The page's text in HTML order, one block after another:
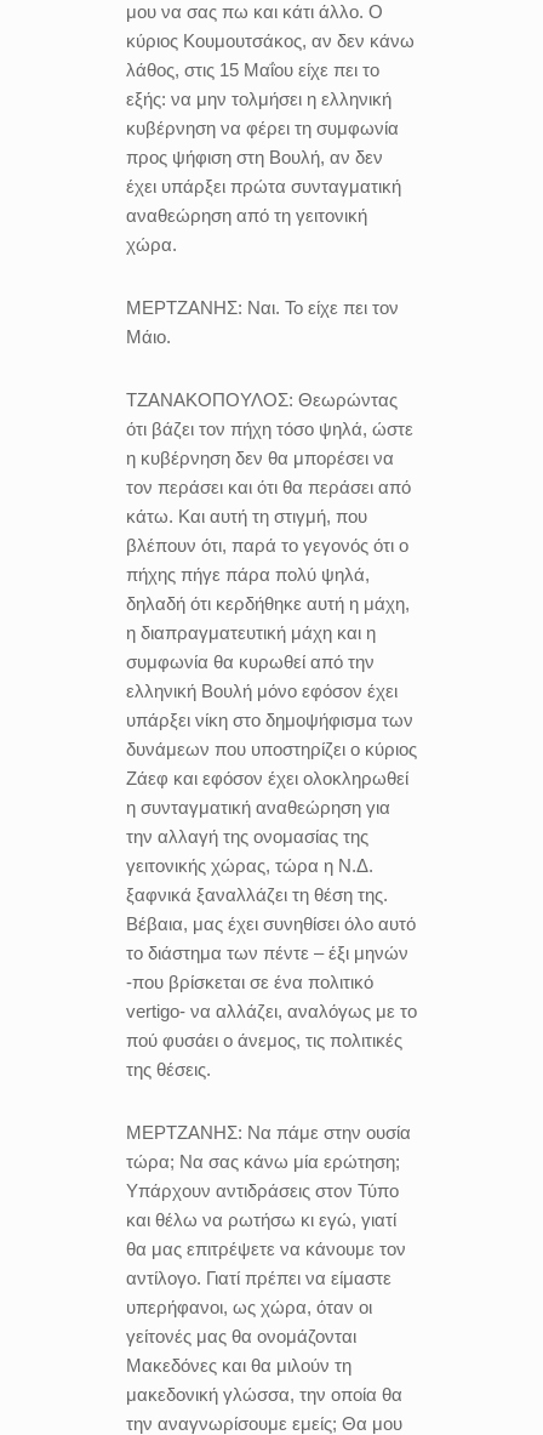
μου να σας πω και κάτι άλλο. Ο
κύριος Κουμουτσάκος, αν δεν κάνω
λάθος, στις 15 Μαΐου είχε πει το
εξής: να μην τολμήσει η ελληνική
κυβέρνηση να φέρει τη συμφωνία
προς ψήφιση στη Βουλή, αν δεν
έχει υπάρξει πρώτα συνταγματική
αναθεώρηση από τη γειτονική
χώρα.
ΜΕΡΤΖΑΝΗΣ: Ναι. Το είχε πει τον
Μάιο.
ΤΖΑΝΑΚΟΠΟΥΛΟΣ: Θεωρώντας
ότι βάζει τον πήχη τόσο ψηλά, ώστε
η κυβέρνηση δεν θα μπορέσει να
τον περάσει και ότι θα περάσει από
κάτω. Και αυτή τη στιγμή, που
βλέπουν ότι, παρά το γεγονός ότι ο
πήχης πήγε πάρα πολύ ψηλά,
δηλαδή ότι κερδήθηκε αυτή η μάχη,
η διαπραγματευτική μάχη και η
συμφωνία θα κυρωθεί από την
ελληνική Βουλή μόνο εφόσον έχει
υπάρξει νίκη στο δημοψήφισμα των
δυνάμεων που υποστηρίζει ο κύριος
Ζάεφ και εφόσον έχει ολοκληρωθεί
η συνταγματική αναθεώρηση για
την αλλαγή της ονομασίας της
γειτονικής χώρας, τώρα η Ν.Δ.
ξαφνικά ξαναλλάζει τη θέση της.
Βέβαια, μας έχει συνηθίσει όλο αυτό
το διάστημα των πέντε – έξι μηνών
-που βρίσκεται σε ένα πολιτικό
vertigo- να αλλάζει, αναλόγως με το
πού φυσάει ο άνεμος, τις πολιτικές
της θέσεις.
ΜΕΡΤΖΑΝΗΣ: Να πάμε στην ουσία
τώρα; Να σας κάνω μία ερώτηση;
Υπάρχουν αντιδράσεις στον Τύπο
και θέλω να ρωτήσω κι εγώ, γιατί
θα μας επιτρέψετε να κάνουμε τον
αντίλογο. Γιατί πρέπει να είμαστε
υπερήφανοι, ως χώρα, όταν οι
γείτονές μας θα ονομάζονται
Μακεδόνες και θα μιλούν τη
μακεδονική γλώσσα, την οποία θα
την αναγνωρίσουμε εμείς; Θα μου